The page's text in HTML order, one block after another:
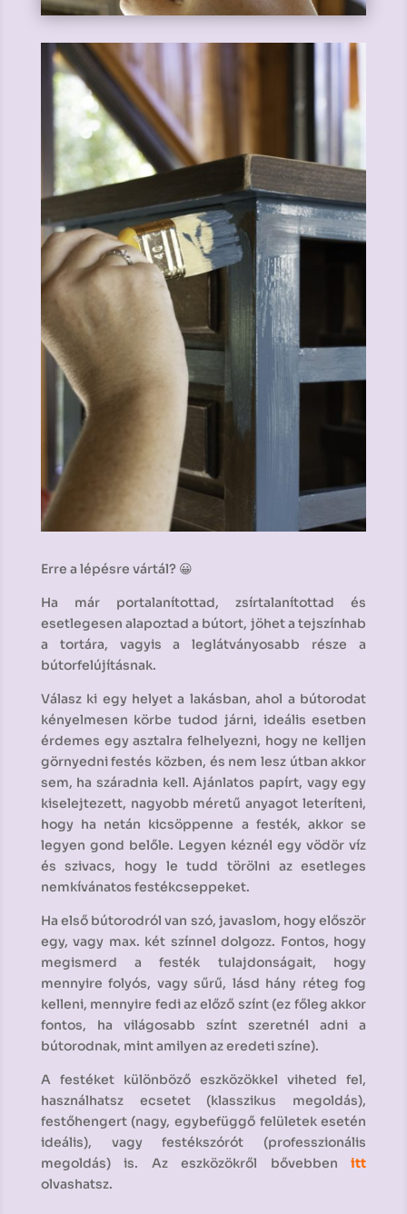
Erre a lépésre vártál? 😀
Ha már portalanítottad, zsírtalanítottad és
esetlegesen alapoztad a bútort, jöhet a tejszínhab
a tortára, vagyis a leglátványosabb része a
bútorfelújításnak.
Válasz ki egy helyet a lakásban, ahol a bútorodat
kényelmesen körbe tudod járni, ideális esetben
érdemes egy asztalra felhelyezni, hogy ne kelljen
görnyedni festés közben, és nem lesz útban akkor
sem, ha száradnia kell. Ajánlatos papírt, vagy egy
kiselejtezett, nagyobb méretű anyagot leteríteni,
hogy ha netán kicsöppenne a festék, akkor se
legyen gond belőle. Legyen kéznél egy vödör víz
és szivacs, hogy le tudd törölni az esetleges
nemkívánatos festékcseppeket.
Ha első bútorodról van szó, javaslom, hogy először
egy, vagy max. két színnel dolgozz. Fontos, hogy
megismerd a festék tulajdonságait, hogy
mennyire folyós, vagy sűrű, lásd hány réteg fog
kelleni, mennyire fedi az előző színt (ez főleg akkor
fontos, ha világosabb színt szeretnél adni a
bútorodnak, mint amilyen az eredeti színe).
A festéket különböző eszközökkel viheted fel,
használhatsz ecsetet (klasszikus megoldás),
festőhengert (nagy, egybefüggő felületek esetén
ideális), vagy festékszórót (professzionális
megoldás) is. Az eszközökről bővebbenitt
olvashatsz.